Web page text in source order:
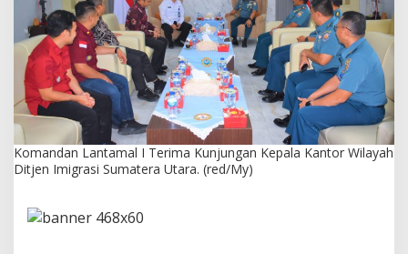
T
e
r
i
m
a
K
u
n
j
g
Komandan Lantamal I Terima Kunjungan Kepala Kantor Wilayah
Ditjen Imigrasi Sumatera Utara. (red/My)